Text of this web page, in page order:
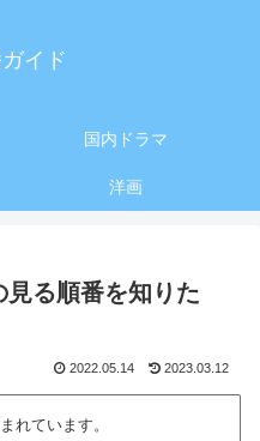
イド
国内ドラマ
洋画
る順番を知りた
2022.05.14 2023.03.12
れています。